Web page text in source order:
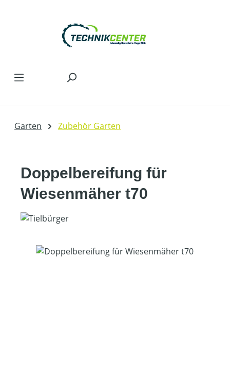
Garten Zubehör Garten
Doppelbereifung für
Wiesenmäher t70
Bildergalerie überspringen